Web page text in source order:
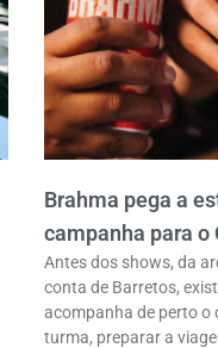
Brahma pega a
campanha para
Antes dos shows, da
conta de Barretos,
acompanha de perto o
turma, preparar a